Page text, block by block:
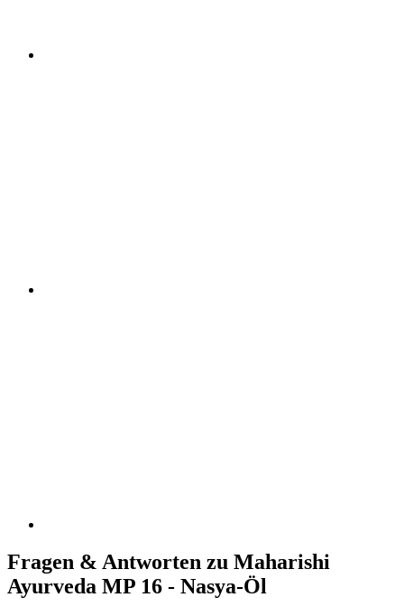
Fragen & Antworten zu Maharishi
Ayurveda MP 16 - Nasya-Öl